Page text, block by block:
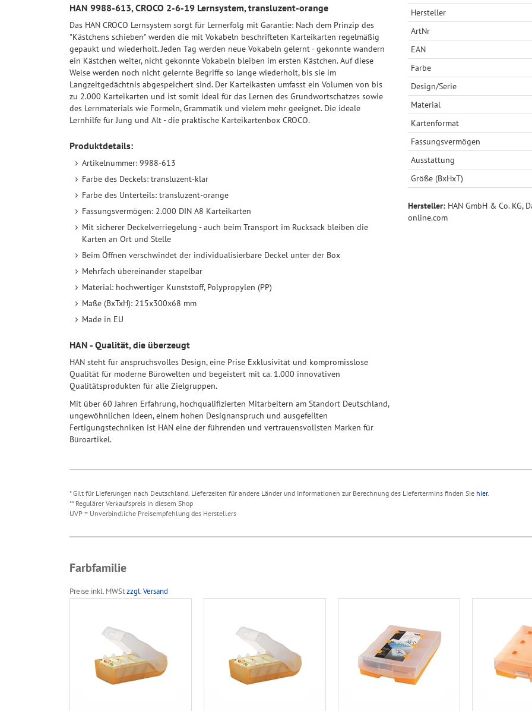
HAN 9988-613, CROCO 2-6-19 Lernsystem, transluzent-orange
Das HAN CROCO Lernsystem sorgt für Lernerfolg mit Garantie: Nach dem Prinzip des
"Kästchens schieben" werden die mit Vokabeln beschrifteten Karteikarten regelmäßig
gepaukt und wiederholt. Jeden Tag werden neue Vokabeln gelernt - gekonnte wandern
ein Kästchen weiter, nicht gekonnte Vokabeln bleiben im ersten Kästchen. Auf diese
Weise werden noch nicht gelernte Begriffe so lange wiederholt, bis sie im
Langzeitgedächtnis abgespeichert sind. Der Karteikasten umfasst ein Volumen von bis
zu 2.000 Karteikarten und ist somit ideal für das Lernen des Grundwortschatzes sowie
des Lernmaterials wie Formeln, Grammatik und vielem mehr geeignet. Die ideale
Lernhilfe für Jung und Alt - die praktische Karteikartenbox CROCO.
Produktdetails:
Artikelnummer: 9988-613
Farbe des Deckels: transluzent-klar
Farbe des Unterteils: transluzent-orange
Fassungsvermögen: 2.000 DIN A8 Karteikarten
Mit sicherer Deckelverriegelung - auch beim Transport im Rucksack bleiben die
Karten an Ort und Stelle
Beim Öffnen verschwindet der individualisierbare Deckel unter der Box
Mehrfach übereinander stapelbar
Material: hochwertiger Kunststoff, Polypropylen (PP)
Maße (BxTxH): 215x300x68 mm
Made in EU
HAN - Qualität, die überzeugt
HAN steht für anspruchsvolles Design, eine Prise Exklusivität und kompromisslose
Qualität für moderne Bürowelten und begeistert mit ca. 1.000 innovativen
Qualitätsprodukten für alle Zielgruppen.
Mit über 60 Jahren Erfahrung, hochqualifizierten Mitarbeitern am Standort Deutschland,
ungewöhnlichen Ideen, einem hohen Designanspruch und ausgefeilten
Fertigungstechniken ist HAN eine der führenden und vertrauensvollsten Marken für
Büroartikel.
Hersteller
ArtNr
EAN
Farbe
Design/Serie
Material
Kartenformat
Fassungsvermögen
Ausstattung
Größe (BxHxT)
Hersteller: HAN GmbH & Co. KG,
online.com
* Gilt für Lieferungen nach Deutschland. Lieferzeiten für andere Länder und Informationen zur Berechnung des Liefertermins finden Sie hier.
** Regulärer Verkaufspreis in diesem Shop
UVP = Unverbindliche Preisempfehlung des Herstellers
Farbfamilie
Preise inkl. MWStzzgl. Versand